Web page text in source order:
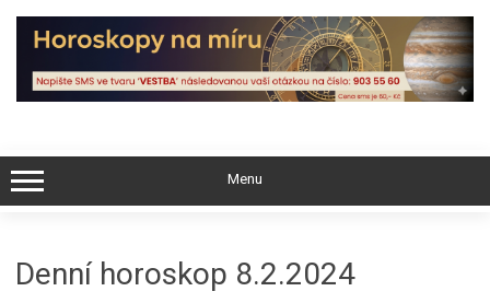
Skip
content
Menu
Denní horoskop 8.2.2024